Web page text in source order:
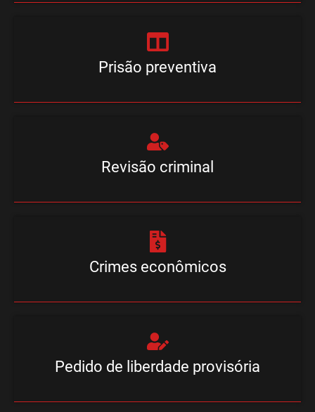
Prisão preventiva
Revisão criminal
Crimes econômicos
Pedido de liberdade provisória